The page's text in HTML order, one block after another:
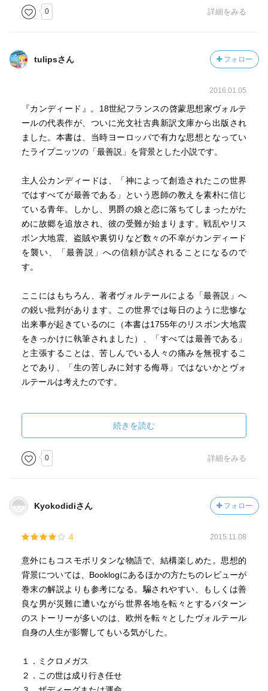
0 詳細をみる
tulipsさん フォロー
2016.01.05
『カンディード』。18世紀フランスの啓蒙思想家ヴォルテ
ールの代表作が、ついに光文社古典新訳文庫から出版され
ました。本書は、当時ヨーロッパで有力な思想となってい
たライプニッツの「最善説」を背景とした小説です。
主人公カンディードは、「神によって創造されたこの世界
ではすべてが最善である」という恩師の教えを素朴に信じ
ている青年。しかし、男爵の娘と恋に落ちてしまったがた
めに故郷を追放され、彼の受難が始まります。戦乱やリス
ボン大地震、盗賊や裏切りなど数々の不幸がカンディード
を襲い、「最善説」への信頼が試されることになるので
す。
ここにはもちろん、著者ヴォルテールによる「最善説」へ
の鋭い批判があります。この世界では毎日のように悲惨な
出来事が起きているのに（本書は1755年のリスボン大地震
をきっかけに執筆されました）、「すべては最善である」
と主張することは、苦しんでいる人々の痛みを無視するこ
とであり、「生の苦しみに対する侮辱」ではないかとヴォ
ルテールは考えたのです。
はかなりアンフェアな仕方で扱われているようにも思えま
す。ライプニッツ自身の「最善説」は今日でも通用する意
義を持った思想と言えますが、こうした点については「解
説」においてバランスのとれた説明がされています。
多くの災害や人間の悪事を経験したカンディードが、どの
ような境地に至るのか。ラストの有名な一言も含めて、ぜ
他の訳書同様、訳文は現代的でこなれていて、とても読み
やすくなっています。
（ラーニング・アドバイザー/人社 KURIHARA）
▼筑波大学附属図書館の所蔵情報はこちら
※レビュー本（光文社古典新訳文庫,2015）は所蔵していな
いため、ヴォルテール作、植田祐次訳「カンディード : 他五
target=local&bibid=1223493
続きを読む
0 詳細をみる
Kyokodidiさん フォロー
4 2015.11.08
意外にもコスモポリタンな物語で、結構楽しめた。思想的
背景については、Booklogにあるほかの方たちのレビューが
巻末の解説よりも参考になる。騙されやすい、もしくは善
良な男が災難に遭いながら世界各地を転々とするパターン
のストーリーが多いのは、欧州を転々としたヴォルテール
自身の人生が影響してもいる気がした。
１．ミクロメガス
２．この世は成り行き任せ